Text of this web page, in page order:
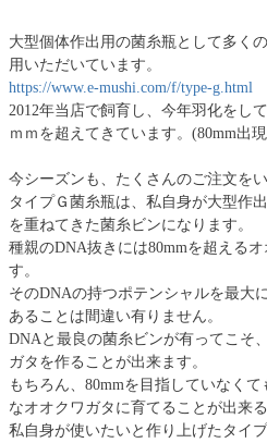
大型個体作出用の菌糸瓶として多く
用いただいています。
https://www.e-mushi.com/f/type-g.html
2012年当店で飼育し、今年羽化をし
ｍｍを超えてきています。(80mm出
今シーズンも、たくさんのご注文を
タイプＧ菌糸瓶は、私自身が大型作
を重ねてきた菌糸ビンになります。
種親のDNA抜きには80mmを超える
す。
そのDNAの持つポテンシャルを最大
あることは間違い有りません。
DNAと最良の菌糸ビンが有ってこそ
ガタを作ることが出来ます。
もちろん、80mmを目指していなく
なオオクワガタに育てることが出来
私自身が使いたいと作り上げたタイ